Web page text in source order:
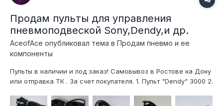
Продам пульты для управления
пневмоподвеской Sony,Dendy,и др.
AceofAce опубликовал тема в Продам пневмо и ее
компоненты
Пульты в наличии и под заказ! Самовывоз в Ростове на Дону
или отправка ТК . За счет покупателя. 1. Пульт "Dendy" 3000 2.
кнопок" 3900 (возможно изменение дизайна) Телефон